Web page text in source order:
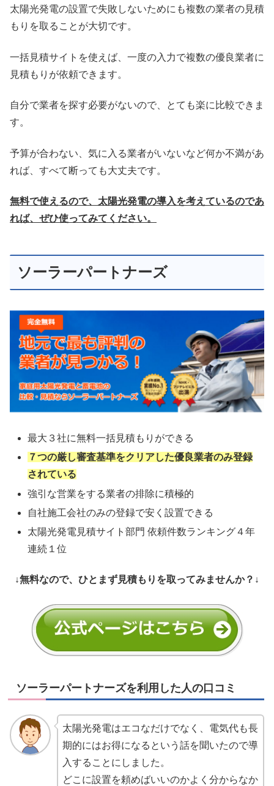
太陽光発電の設置で失敗しないためにも複数の業者の見積
もりを取ることが大切です。
一括見積サイトを使えば、一度の入力で複数の優良業者に
見積もりが依頼できます。
自分で業者を探す必要がないので、とても楽に比較できま
す。
予算が合わない、気に入る業者がいないなど何か不満があ
れば、すべて断っても大丈夫です。
無料で使えるので、太陽光発電の導入を考えているのであ
れば、ぜひ使ってみてください。
ソーラーパートナーズ
最大３社に無料一括見積もりができる
７つの厳し審査基準をクリアした優良業者のみ登録
されている
強引な営業をする業者の排除に積極的
自社施工会社のみの登録で安く設置できる
太陽光発電見積サイト部門 依頼件数ランキング４年
連続１位
↓無料なので、ひとまず見積もりを取ってみませんか？↓
ソーラーパートナーズを利用した人の口コミ
太陽光発電はエコなだけでなく、電気代も長
期的にはお得になるという話を聞いたので導
入することにしました。
どこに設置を頼めばいいのかよく分からなか